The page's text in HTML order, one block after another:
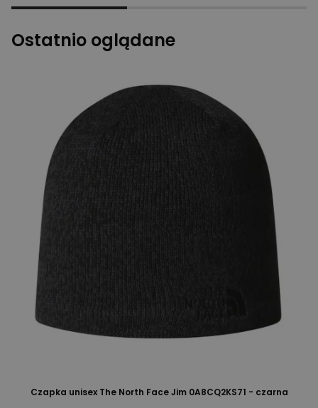
Ostatnio oglądane
Czapka unisex The North Face Jim 0A8CQ2KS71 - czarna